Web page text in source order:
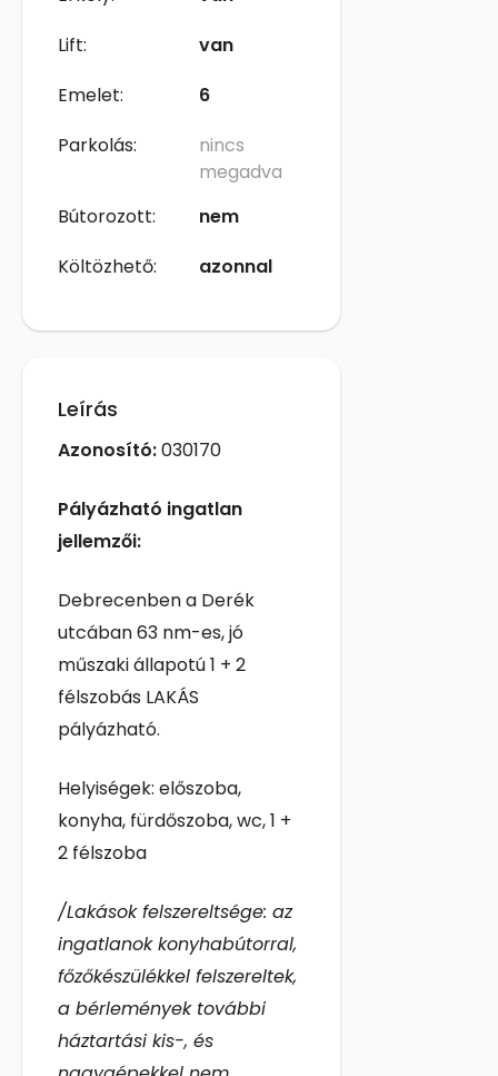
Lift:
van
Emelet:
6
Parkolás:
nincs
megadva
Bútorozott:
nem
Költözhető:
azonnal
Leírás
Azonosító:030170
Pályázható ingatlan
jellemzői:
Debrecenben a Derék
utcában 63 nm-es, jó
műszaki állapotú 1 + 2
félszobás LAKÁS
pályázható.
Helyiségek: előszoba,
konyha, fürdőszoba, wc, 1 +
2 félszoba
/Lakások felszereltsége: az
ingatlanok konyhabútorral,
főzőkészülékkel felszereltek,
a bérlemények további
háztartási kis-, és